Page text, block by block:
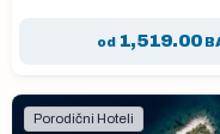
od 1,519.00
Porodični Hoteli